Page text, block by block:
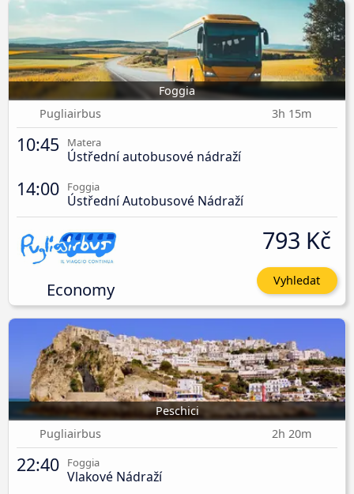
Foggia
Pugliairbus
3h 15m
10:45 Matera
Ústřední autobusové nádraží
14:00 Foggia
Ústřední Autobusové Nádraží
Economy
793 Kč
Vyhledat
Peschici
Pugliairbus
2h 20m
22:40 Foggia
Vlakové Nádraží